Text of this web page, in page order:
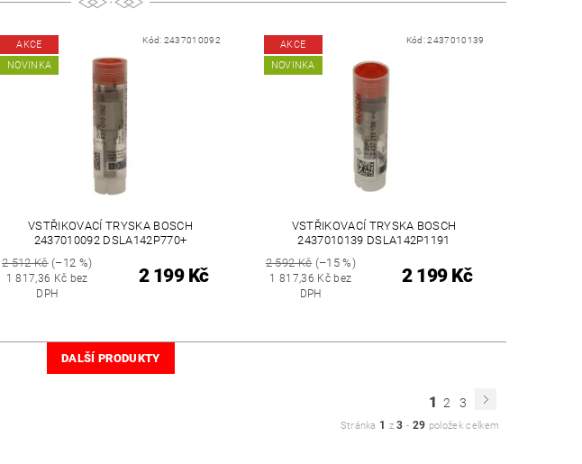
AKCE
NOVINKA
Kód: 2437010092
VSTŘIKOVACÍ TRYSKA BOSCH
2437010092 DSLA142P770+
2 512 Kč(–12 %)
1 817,36 Kč bez
DPH
2 199 Kč
AKCE
NOVINKA
Kód:2437010139
VSTŘIKOVACÍ TRYSKA BOSCH
2437010139 DSLA142P1191
2 592 Kč(–15 %)
1 817,36 Kč bez
DPH
2 199 Kč
DALŠÍ PRODUKTY
1 2 3
Stránka 1 z3 - 29 položek celkem